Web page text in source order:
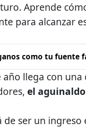
Aprende
para alcanzar
como tu fuente
año llega con
el aguinaldo
de ser un